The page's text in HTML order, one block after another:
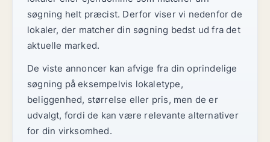
søgning helt præcist. Derfor viser vi nedenfor de
lokaler, der matcher din søgning bedst ud fra det
aktuelle marked.
De viste annoncer kan afvige fra din oprindelige
søgning på eksempelvis lokaletype,
beliggenhed, størrelse eller pris, men de er
udvalgt, fordi de kan være relevante alternativer
for din virksomhed.